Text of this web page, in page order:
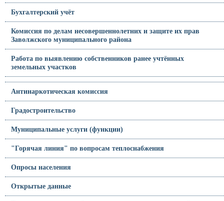
Бухгалтерский учёт
Комиссия по делам несовершеннолетних и защите их прав
Заволжского муниципального района
Работа по выявлению собственников ранее учтённых
земельных участков
Антинаркотическая комиссия
Градостроительство
Муниципальные услуги (функции)
"Горячая линия" по вопросам теплоснабжения
Опросы населения
Открытые данные